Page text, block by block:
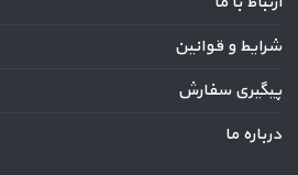
شرایط و قوانین
پیگیری سفارش
درباره ما